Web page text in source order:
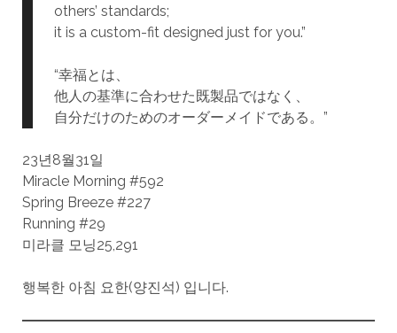
others’ standards;
it is a custom-fit designed just for you.”
“幸福とは、
他人の基準に合わせた既製品ではなく、
自分だけのためのオーダーメイドである。”
23년8월31일
Miracle Morning #592
Spring Breeze #227
Running #29
미라클 모닝25,291
행복한 아침 요한(양진석) 입니다.